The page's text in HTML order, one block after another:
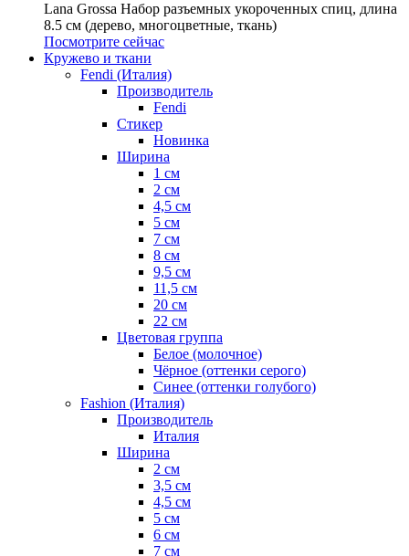
Lana Grossa Набор разъемных укороченных спиц, длина
8.5 см (дерево, многоцветные, ткань)
Посмотрите сейчас
Кружево и ткани
Fendi (Италия)
Производитель
Fendi
Стикер
Новинка
Ширина
1 см
2 см
4,5 см
5 см
7 см
8 см
9,5 см
11,5 см
20 см
22 см
Цветовая группа
Белое (молочное)
Чёрное (оттенки серого)
Синее (оттенки голубого)
Fashion (Италия)
Производитель
Италия
Ширина
2 см
3,5 см
4,5 см
5 см
6 см
7 см